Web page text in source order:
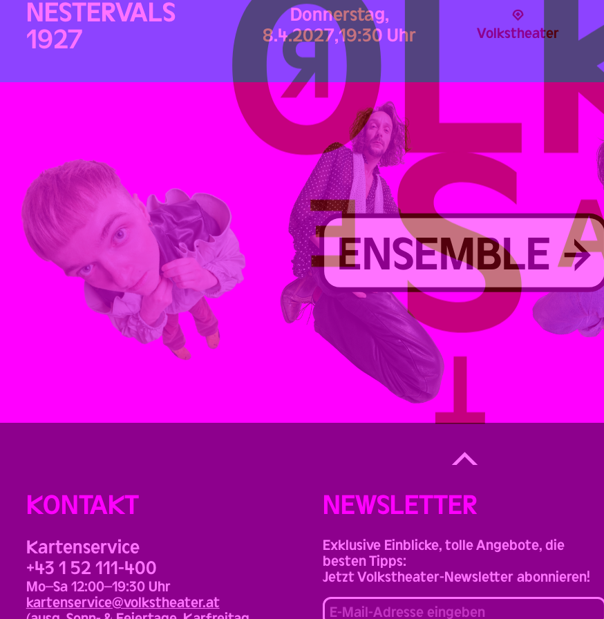
NESTERVALS
1927
Donnerstag,
8.4.2027,19:30 Uhr Volks­theater
ENSEMBLE
Back
to
KONTAKT
Kartenservice
+43 1 52 111-400
Mo–Sa 12:00–19:30 Uhr
kartenservice@volkstheater.at
NEWSLETTER
Exklusive Einblicke, tolle Angebote, die
besten Tipps:
Jetzt Volkstheater-Newsletter abonnieren!